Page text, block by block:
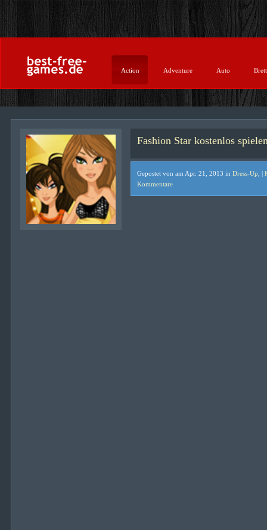
Action Adventure Auto
Fashion Star kostenlos
Gepostet von am Apr. 21, 2013 in Dress-Up , |
Kommentare